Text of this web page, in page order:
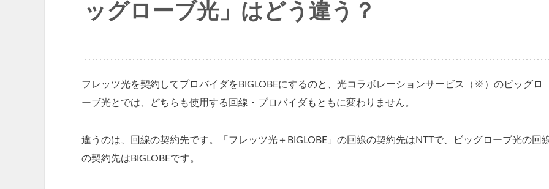
ッグローブ光」はどう違う？
フレッツ光を契約してプロバイダをBIGLOBEにするのと、光コラボレーションサービス（※）のビッグロ
ーブ光とでは、どちらも使用する回線・プロバイダもともに変わりません。
違うのは、回線の契約先です。「フレッツ光＋BIGLOBE」の回線の契約先はNTTで、ビッグローブ光の回
の契約先はBIGLOBEです。